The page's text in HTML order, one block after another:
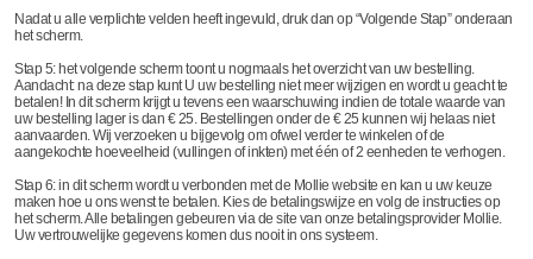
Nadat u alle verplichte velden heeft ingevuld, druk dan op “Volgende Stap” onderaan
het scherm.
Stap 5: het volgende scherm toont u nogmaals het overzicht van uw bestelling.
Aandacht: na deze stap kunt U uw bestelling niet meer wijzigen en wordt u geacht te
betalen! In dit scherm krijgt u tevens een waarschuwing indien de totale waarde van
uw bestelling lager is dan € 25. Bestellingen onder de € 25 kunnen wij helaas niet
aanvaarden. Wij verzoeken u bijgevolg om ofwel verder te winkelen of de
aangekochte hoeveelheid (vullingen of inkten) met één of 2 eenheden te verhogen.
Stap 6: in dit scherm wordt u verbonden met de Mollie website en kan u uw keuze
maken hoe u ons wenst te betalen. Kies de betalingswijze en volg de instructies op
het scherm. Alle betalingen gebeuren via de site van onze betalingsprovider Mollie.
Uw vertrouwelijke gegevens komen dus nooit in ons systeem.